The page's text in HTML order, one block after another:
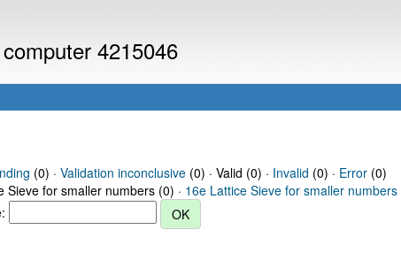
4215046
(0) · Validation inconclusive(0) · Valid (0) · Invalid (0) · Error(0)
Sieve for smaller numbers (0) · 16e Lattice Sieve for smaller numbers